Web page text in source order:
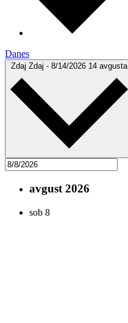
Danes
Zdaj Zdaj - 8/14/2026 14 avgusta
avgust 2026
sob 8